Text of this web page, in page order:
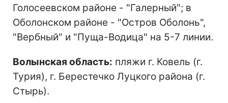
Голосеевском районе - "Галерный"; в
Оболонском районе - "Остров Оболонь",
"Вербный" и "Пуща-Водица" на 5-7 линии.
Волынская область: пляжи г. Ковель (г.
Турия), г. Берестечко Луцкого района (г.
Стырь).